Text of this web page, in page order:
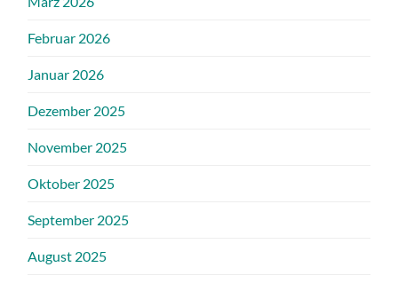
Februar 2026
Januar 2026
Dezember 2025
November 2025
Oktober 2025
September 2025
August 2025